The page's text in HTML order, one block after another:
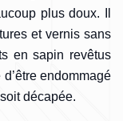
plus doux. Il
et vernis sans
en sapin revêtus
endommagé
décapée.